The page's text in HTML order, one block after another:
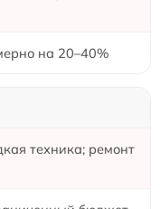
на 20–40%
техника; ремонт